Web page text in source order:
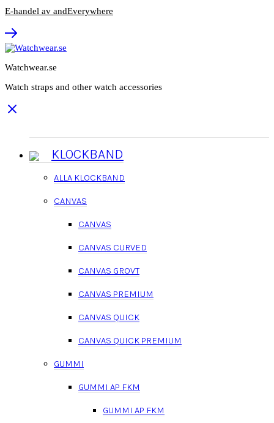
E-handel av andEverywhere
Watchwear.se
Watch straps and other watch accessories
KLOCKBAND
ALLA KLOCKBAND
CANVAS
CANVAS
CANVAS CURVED
CANVAS GROVT
CANVAS PREMIUM
CANVAS QUICK
CANVAS QUICK PREMIUM
GUMMI
GUMMI AP FKM
GUMMI AP FKM